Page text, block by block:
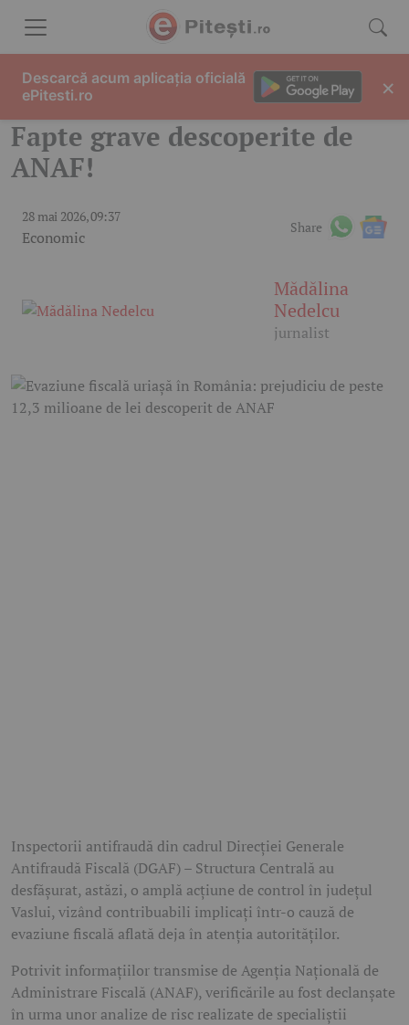
Fapte grave descoperite de
ANAF!
28 mai 2026, 09:37
Economic
Share
Mădălina
Nedelcu
jurnalist
Inspectorii antifraudă din cadrul Direcției Generale
Antifraudă Fiscală (DGAF) – Structura Centrală au
desfășurat, astăzi, o amplă acțiune de control în județul
Vaslui, vizând contribuabili implicați într-o cauză de
evaziune fiscală aflată deja în atenția autorităților.
Potrivit informațiilor transmise de Agenția Națională de
Administrare Fiscală (ANAF), verificările au fost declanșate
în urma unor analize de risc realizate de specialiștii
Descarcă acum aplicația oficială
ePitesti.ro
×